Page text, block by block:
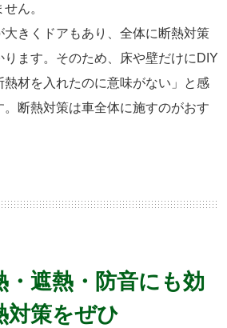
ん。
大きくドアもあり、全体に断熱対策
ります。そのため、床や壁だけにDIY
熱材を入れたのに意味がない」と感
。断熱対策は車全体に施すのがおす
・遮熱・防音にも効
対策をぜひ